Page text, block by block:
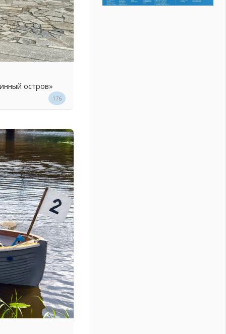
остров»
176